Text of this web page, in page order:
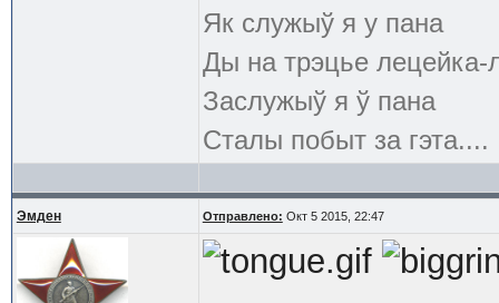
Як служыў я у пана
Ды на трэцье лецейка-
Заслужыў я ў пана
Сталы побыт за гэта....
Эмден Отправлено: Окт 5 2015, 22:47